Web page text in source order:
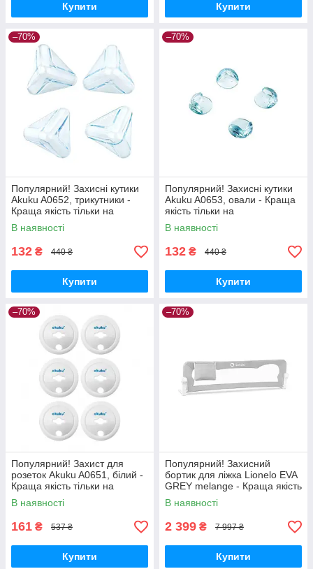
Купити Купити
–70%
Популярний! Захисні кутики
Akuku A0652, трикутники -
Краща якість тільки на
Nukleon.com.ua
В наявності
132 ₴ 440 ₴
Купити
–70%
Популярний! Захисні кутики
Akuku A0653, овали - Краща
якість тільки на
Nukleon.com.ua
В наявності
132 ₴ 440 ₴
Купити
–70%
Популярний! Захист для
розеток Akuku A0651, білий -
Краща якість тільки на
Nukleon.com.ua
В наявності
161 ₴ 537 ₴
Купити
–70%
Популярний! Захисний
бортик для ліжка Lionelo EVA
GREY melange - Краща якість
тільки на Nukleon.com.ua
В наявності
2 399 ₴ 7 997 ₴
Купити